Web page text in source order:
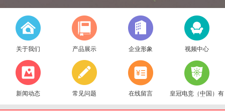
关于我们 产品展示 企业形象 视频中心
新闻动态 常见问题 在线留言
皇冠电竞（中国）有
限公司